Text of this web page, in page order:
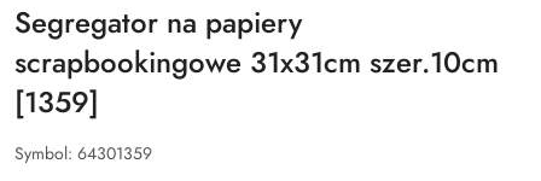
Segregator na papiery
scrapbookingowe 31x31cm szer.10cm
[1359]
Symbol: 64301359